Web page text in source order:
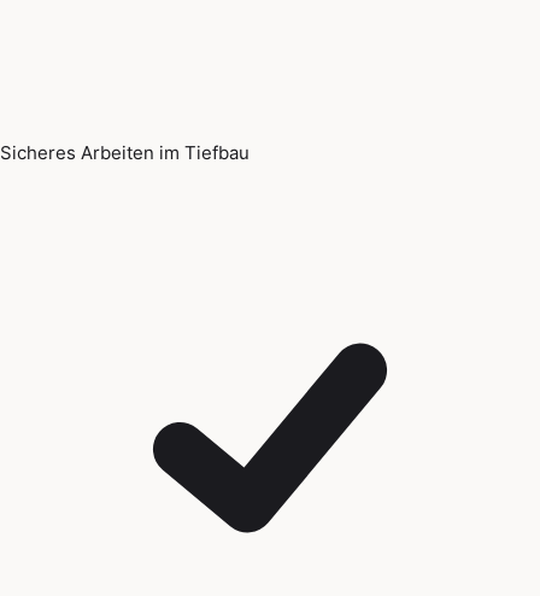
Sicheres Arbeiten im Tiefbau